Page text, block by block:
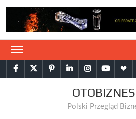
Skip
content
facebooktwitterpinterestlinkedininstagramyoutube
Polski Przegląd